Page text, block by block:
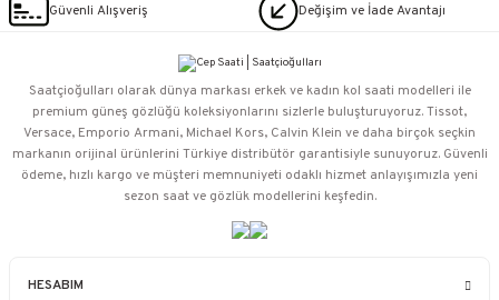
Güvenli Alışveriş Değişim ve İade Avantajı
HESABIM
Saatçioğulları⁠ olarak dünya markası erkek ve kadın kol saati modelleri ile
premium güneş gözlüğü koleksiyonlarını sizlerle buluşturuyoruz. Tissot,
Versace, Emporio Armani, Michael Kors, Calvin Klein ve daha birçok seçkin
markanın orijinal ürünlerini Türkiye distribütör garantisiyle sunuyoruz. Güvenli
ödeme, hızlı kargo ve müşteri memnuniyeti odaklı hizmet anlayışımızla yeni
sezon saat ve gözlük modellerini keşfedin.